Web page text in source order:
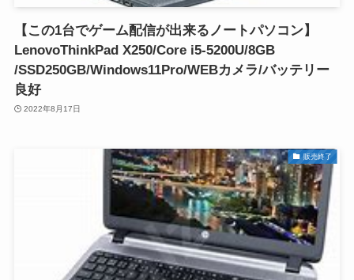
【この1台でゲーム配信が出来るノートパソコン】
LenovoThinkPad X250/Core i5-5200U/8GB
/SSD250GB/Windows11Pro/WEBカメラ/バッテリー
良好
2022年8月17日
販売終了